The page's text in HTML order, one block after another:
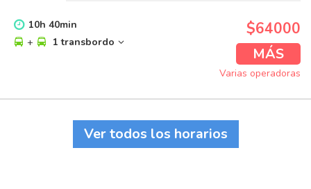
10h 40min
+
1 transbordo
$64000
MÁS
Varias operadoras
Ver todos los horarios